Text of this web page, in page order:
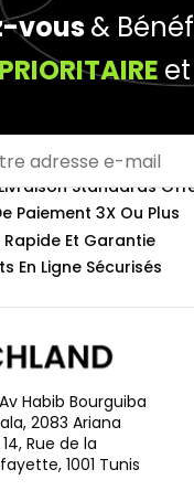
vous&
Standards
Paiement 3X Ou Plus
Rapide Et Garantie
En Ligne Sécurisés
Av Habib Bourguiba
2083 Ariana
14, Rue de la
1001 Tunis